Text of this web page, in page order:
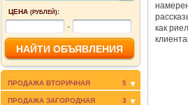
ЦЕНА (РУБЛЕЙ):
-
ПРОДАЖА ВТОРИЧНАЯ 5
ПРОДАЖА ЗАГОРОДНАЯ 3
как